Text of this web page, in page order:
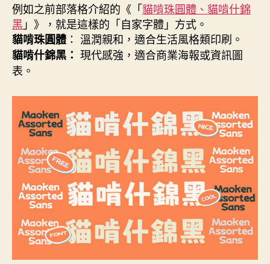
例如之前部落格介紹的《「貓啃珠圓體、貓啃什錦
黑 」》，就是這樣的「自家字體」方式。
貓啃珠圓體 ： 溫潤親和，適合生活風格類印刷。
貓啃什錦黑： 現代感強，適合商業海報或資訊圖
表。